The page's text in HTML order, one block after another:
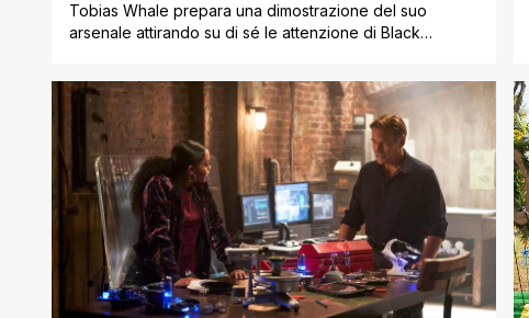
Tobias Whale prepara una dimostrazione del suo
arsenale attirando su di sé le attenzione di Black
settimana, la nostra recensione QUI ' che aveva tirato
bruscamente il freno a mano stoppando i piccoli ma
significativi passi avanti che [']